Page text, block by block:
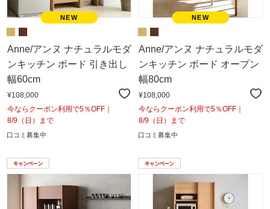
Anne/アンヌ ナチュラルモダ
ンキッチン ボード 引き出し
幅60cm
¥108,000
今ならクーポン利用で5％OFF｜
8/9（日）まで
口コミ募集中
Anne/アンヌ ナチュラルモダ
ンキッチン ボード オープン
幅80cm
¥108,000
今ならクーポン利用で5％OFF｜
8/9（日）まで
口コミ募集中